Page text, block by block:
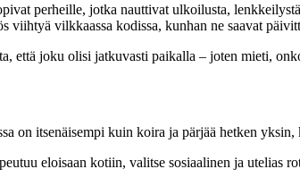
perheille, jotka nauttivat ulkoilusta,
vilkkaassa kodissa, kunhan ne saavat
joku olisi jatkuvasti paikalla – joten mieti,
on itsenäisempi kuin koira ja pärjää hetken
eloisaan kotiin, valitse sosiaalinen ja utelias